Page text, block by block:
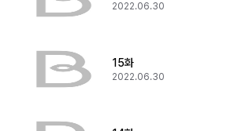
2022.06.30
15화
2022.06.30